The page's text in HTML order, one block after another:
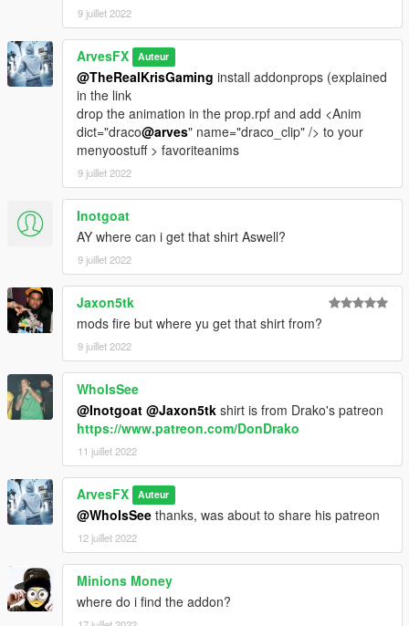
9 juillet 2022
ArvesFX Auteur
@TheRealKrisGaming install addonprops (explained
in the link
drop the animation in the prop.rpf and add <Anim
dict="draco@arves" name="draco_clip" /> to your
menyoostuff > favoriteanims
9 juillet 2022
Inotgoat
AY where can i get that shirt Aswell?
9 juillet 2022
Jaxon5tk
mods fire but where yu get that shirt from?
9 juillet 2022
WhoIsSee
@Inotgoat @Jaxon5tk shirt is from Drako's patreon
https://www.patreon.com/DonDrako
11 juillet 2022
ArvesFX Auteur
@WhoIsSee thanks, was about to share his patreon
12 juillet 2022
Minions Money
where do i find the addon?